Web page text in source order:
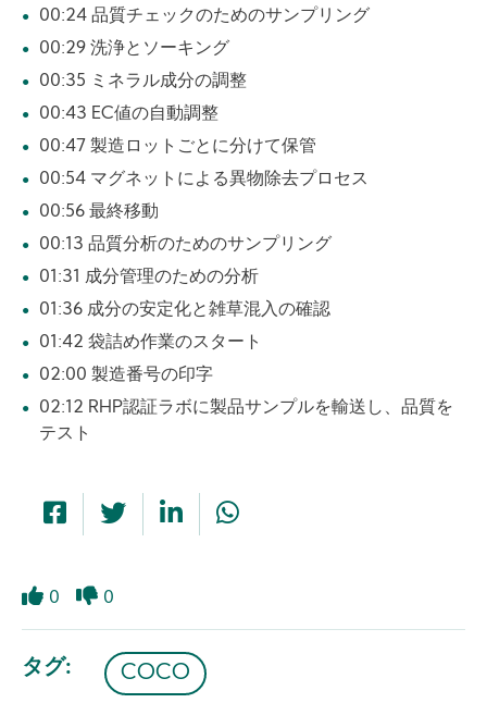
00:24 品質チェックのためのサンプリング
00:29 洗浄とソーキング
00:35 ミネラル成分の調整
00:43 EC値の自動調整
00:47 製造ロットごとに分けて保管
00:54 マグネットによる異物除去プロセス
00:56 最終移動
00:13 品質分析のためのサンプリング
01:31 成分管理のための分析
01:36 成分の安定化と雑草混入の確認
01:42 袋詰め作業のスタート
02:00 製造番号の印字
02:12 RHP認証ラボに製品サンプルを輸送し、品質を
テスト
0 0
タグ COCO